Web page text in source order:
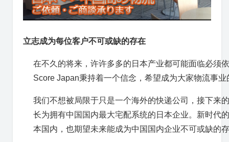
立志成为每位客户不可或缺的存在
在不久的将来，许许多多的日本产业都可能面临必须
Score Japan秉持着一个信念，希望成为大家物流事业
我们不想被局限于只是一个海外的快递公司，接下来
长为拥有中国国内最大宅配系统的日本企业。新时代
本国内，也期望未来能成为中国国内企业不可或缺的